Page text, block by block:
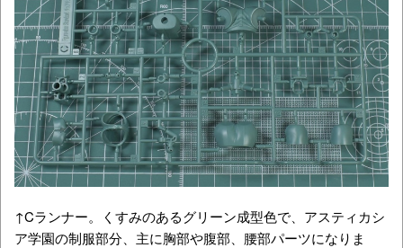
↑Cランナー。くすみのあるグリーン成型色で、アスティカシ
ア学園の制服部分、主に胸部や腹部、腰部パーツになりま